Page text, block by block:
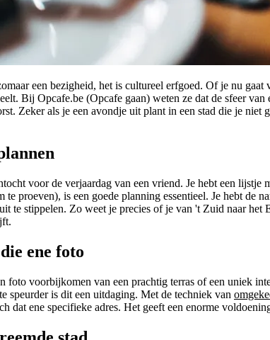
een bezigheid, het is cultureel erfgoed. Of je nu
Bij Opcafe.be (Opcafe gaan) weten ze dat de sfeer
Zeker als je een avondje uit plant in een stad die je
voor de verjaardag van een vriend. Je hebt een
te proeven), is een goede planning essentieel. Je hebt de
te stippelen. Zo weet je precies of je van 't Zuid naar
ene foto
foto voorbijkomen van een prachtig terras of een uniek
speurder is dit een uitdaging. Met de techniek van
dat ene specifieke adres. Het geeft een enorme